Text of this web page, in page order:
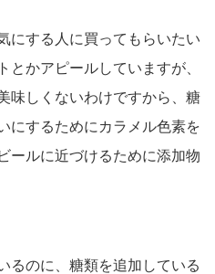
にする人に買ってもらいたい
とかアピールしていますが、
味しくないわけですから、糖
にするためにカラメル色素を
ールに近づけるために添加物
るのに、糖類を追加している